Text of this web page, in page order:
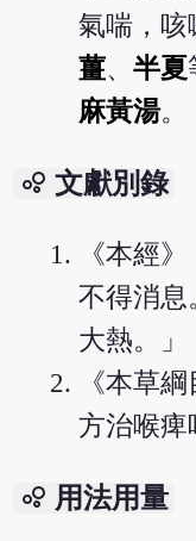
氣喘，咳
薑、半夏
麻黃湯。
bubble_chart 文獻別錄
《本經
不得消息
大熱。」
《本草
方治喉痺
bubble_chart 用法用量